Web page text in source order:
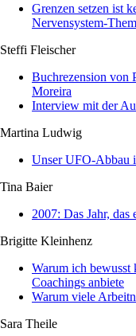
Grenzen setzen ist
Nervensystem-
Steffi Fleischer
Buchrezension von
Moreira
Interview mit der
Martina Ludwig
Unser UFO-Abbau
Tina Baier
2007: Das Jahr,
Brigitte Kleinhenz
Warum ich bewusst
Coachings anbiete
Warum viele
Sara Theile